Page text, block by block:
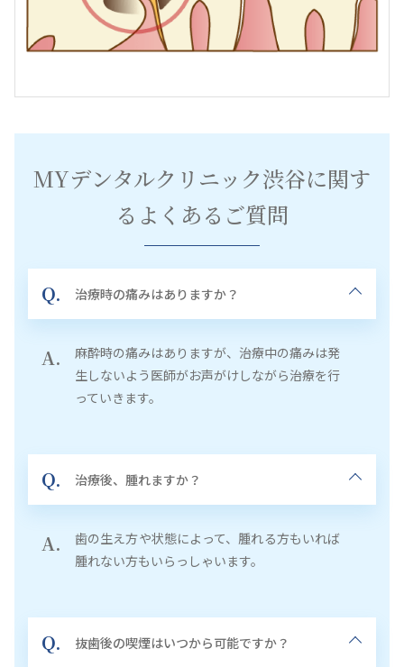
MYデンタルクリニック渋谷に関す
るよくあるご質問
Q. 治療時の痛みはありますか？
A.
麻酔時の痛みはありますが、治療中の痛みは発
生しないよう医師がお声がけしながら治療を行
っていきます。
Q. 治療後、腫れますか？
A.
歯の生え方や状態によって、腫れる方もいれば
腫れない方もいらっしゃいます。
Q. 抜歯後の喫煙はいつから可能ですか？